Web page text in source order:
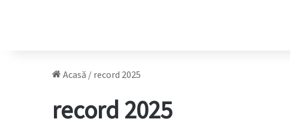
Acasă / record 2025
record 2025